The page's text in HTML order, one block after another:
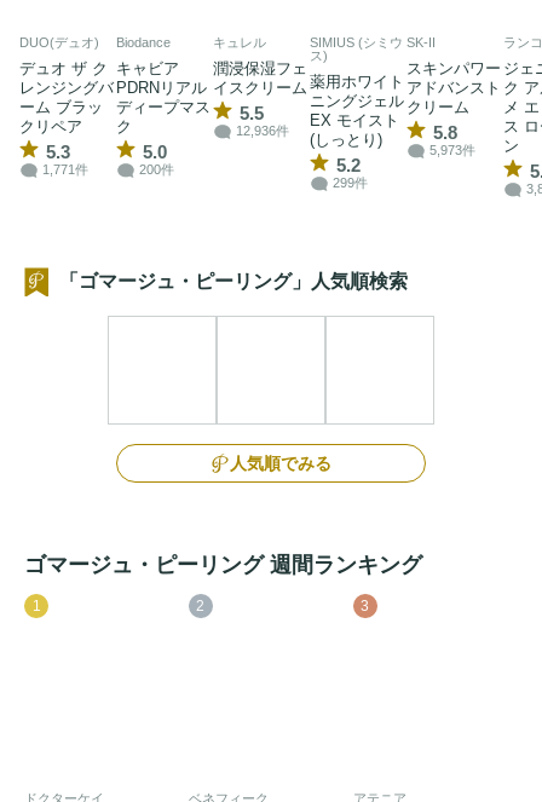
DUO(デュオ)
デュオ ザ ク
レンジングバ
ーム ブラッ
クリペア
5.3
1,771件
Biodance
キャビア
PDRNリアル
ディープマス
ク
5.0
200件
キュレル
潤浸保湿フェ
イスクリーム
5.5
12,936件
SIMIUS (シミウ
ス)
薬用ホワイト
ニングジェル
EX モイスト
(しっとり)
5.2
299件
SK-II
スキンパワー
アドバンスト
クリーム
5.8
5,973件
ラン
ジェ
ク
メ
ス
ン
「ゴマージュ・ピーリング」人気順検索
人気順でみる
ゴマージュ・ピーリング 週間ランキング
1
ドクターケイ
2
ベネフィーク
3
アテニア